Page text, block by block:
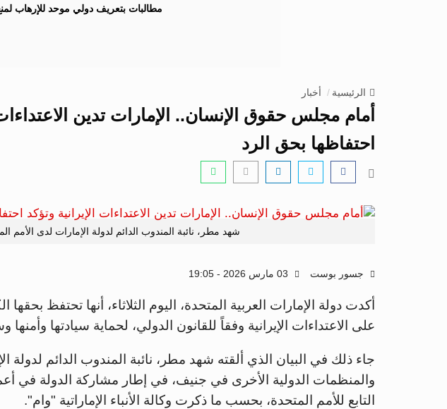
مطالبات بتعريف دولي موحد للإرهاب
الرئيسية أخبار
أمام مجلس حقوق الإنسان.. الإمارات تدين الاعتداءات
احتفاظها بحق الرد
شهد مطر، نائبة المندوب الدائم لدولة الإمارات لدى الأمم
جسور بوست
أكدت دولة الإمارات العربية المتحدة، اليوم الثلاثاء، أنها تحتفظ
على الاعتداءات الإيرانية وفقاً للقانون الدولي، لحماية سيادتها وأمنها
جاء ذلك في البيان الذي ألقته شهد مطر، نائبة المندوب الدائم لدولة
والمنظمات الدولية الأخرى في جنيف، في إطار مشاركة الدولة في
التابع للأمم المتحدة، بحسب ما ذكرت وكالة الأنباء الإماراتية "وام".